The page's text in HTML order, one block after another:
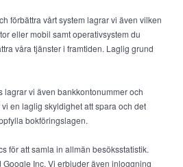
förbättra vårt system lagrar vi även vilken
eller mobil samt operativsystem du
våra tjänster i framtiden. Laglig grund
lagrar vi även bankkontonummer och
en laglig skyldighet att spara och det
bokföringslagen.
för att samla in allmän besöksstatistik.
Google Inc. Vi erbjuder även inloggning